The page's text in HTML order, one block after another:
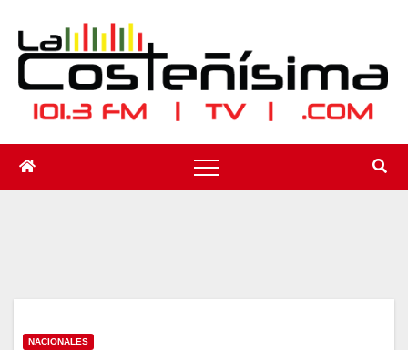
contenido
NACIONALES